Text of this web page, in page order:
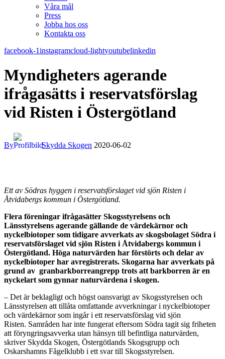
Våra mål​
Press
Jobba hos oss
Kontakta oss
facebook-1instagramcloud-lightyoutubelinkedin
Myndigheters agerande
ifrågasätts i reservatsförslag
vid Risten i Östergötland
By Skydda Skogen 2020-06-02
Ett av Södras hyggen i reservatsförslaget vid sjön Risten i
Åtvidabergs kommun i Östergötland.
Flera föreningar ifrågasätter Skogsstyrelsens och
Länsstyrelsens agerande gällande de värdekärnor och
nyckelbiotoper som tidigare avverkats av skogsbolaget Södra i
reservatsförslaget vid sjön Risten i Åtvidabergs kommun i
Östergötland. Höga naturvärden har förstörts och delar av
nyckelbiotoper har avregistrerats. Skogarna har avverkats på
grund av granbarkborreangrepp trots att barkborren är en
nyckelart som gynnar naturvärdena i skogen.
– Det är beklagligt och högst oansvarigt av Skogsstyrelsen och
Länsstyrelsen att tillåta omfattande avverkningar i nyckelbiotoper
och värdekärnor som ingår i ett reservatsförslag vid sjön
Risten. Samråden har inte fungerat eftersom Södra tagit sig friheten
att föryngringsavverka utan hänsyn till befintliga naturvärden,
skriver Skydda Skogen, Östergötlands Skogsgrupp och
Oskarshamns Fågelklubb i ett svar till Skogsstyrelsen.